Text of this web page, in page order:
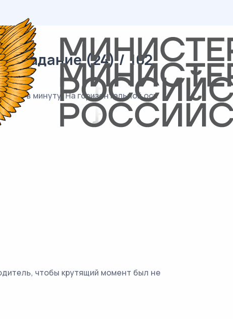
задание (24) / 162
в минуту. На горизонтальной оси
чтобы крутящий момент был не